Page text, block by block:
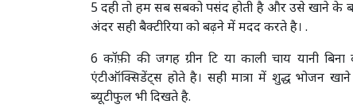
5 दही तो हम सब सबको पसंद होती है और उसे खाने के
अंदर सही बैक्टीरिया को बढ़ने में मदद करते है। .
6 कॉफ़ी की जगह ग्रीन टि या काली चाय यानी
एंटीऑक्सिडेंट्स होते है। सही मात्रा में शुद्ध भोजन
ब्यूटीफुल भी दिखते है.